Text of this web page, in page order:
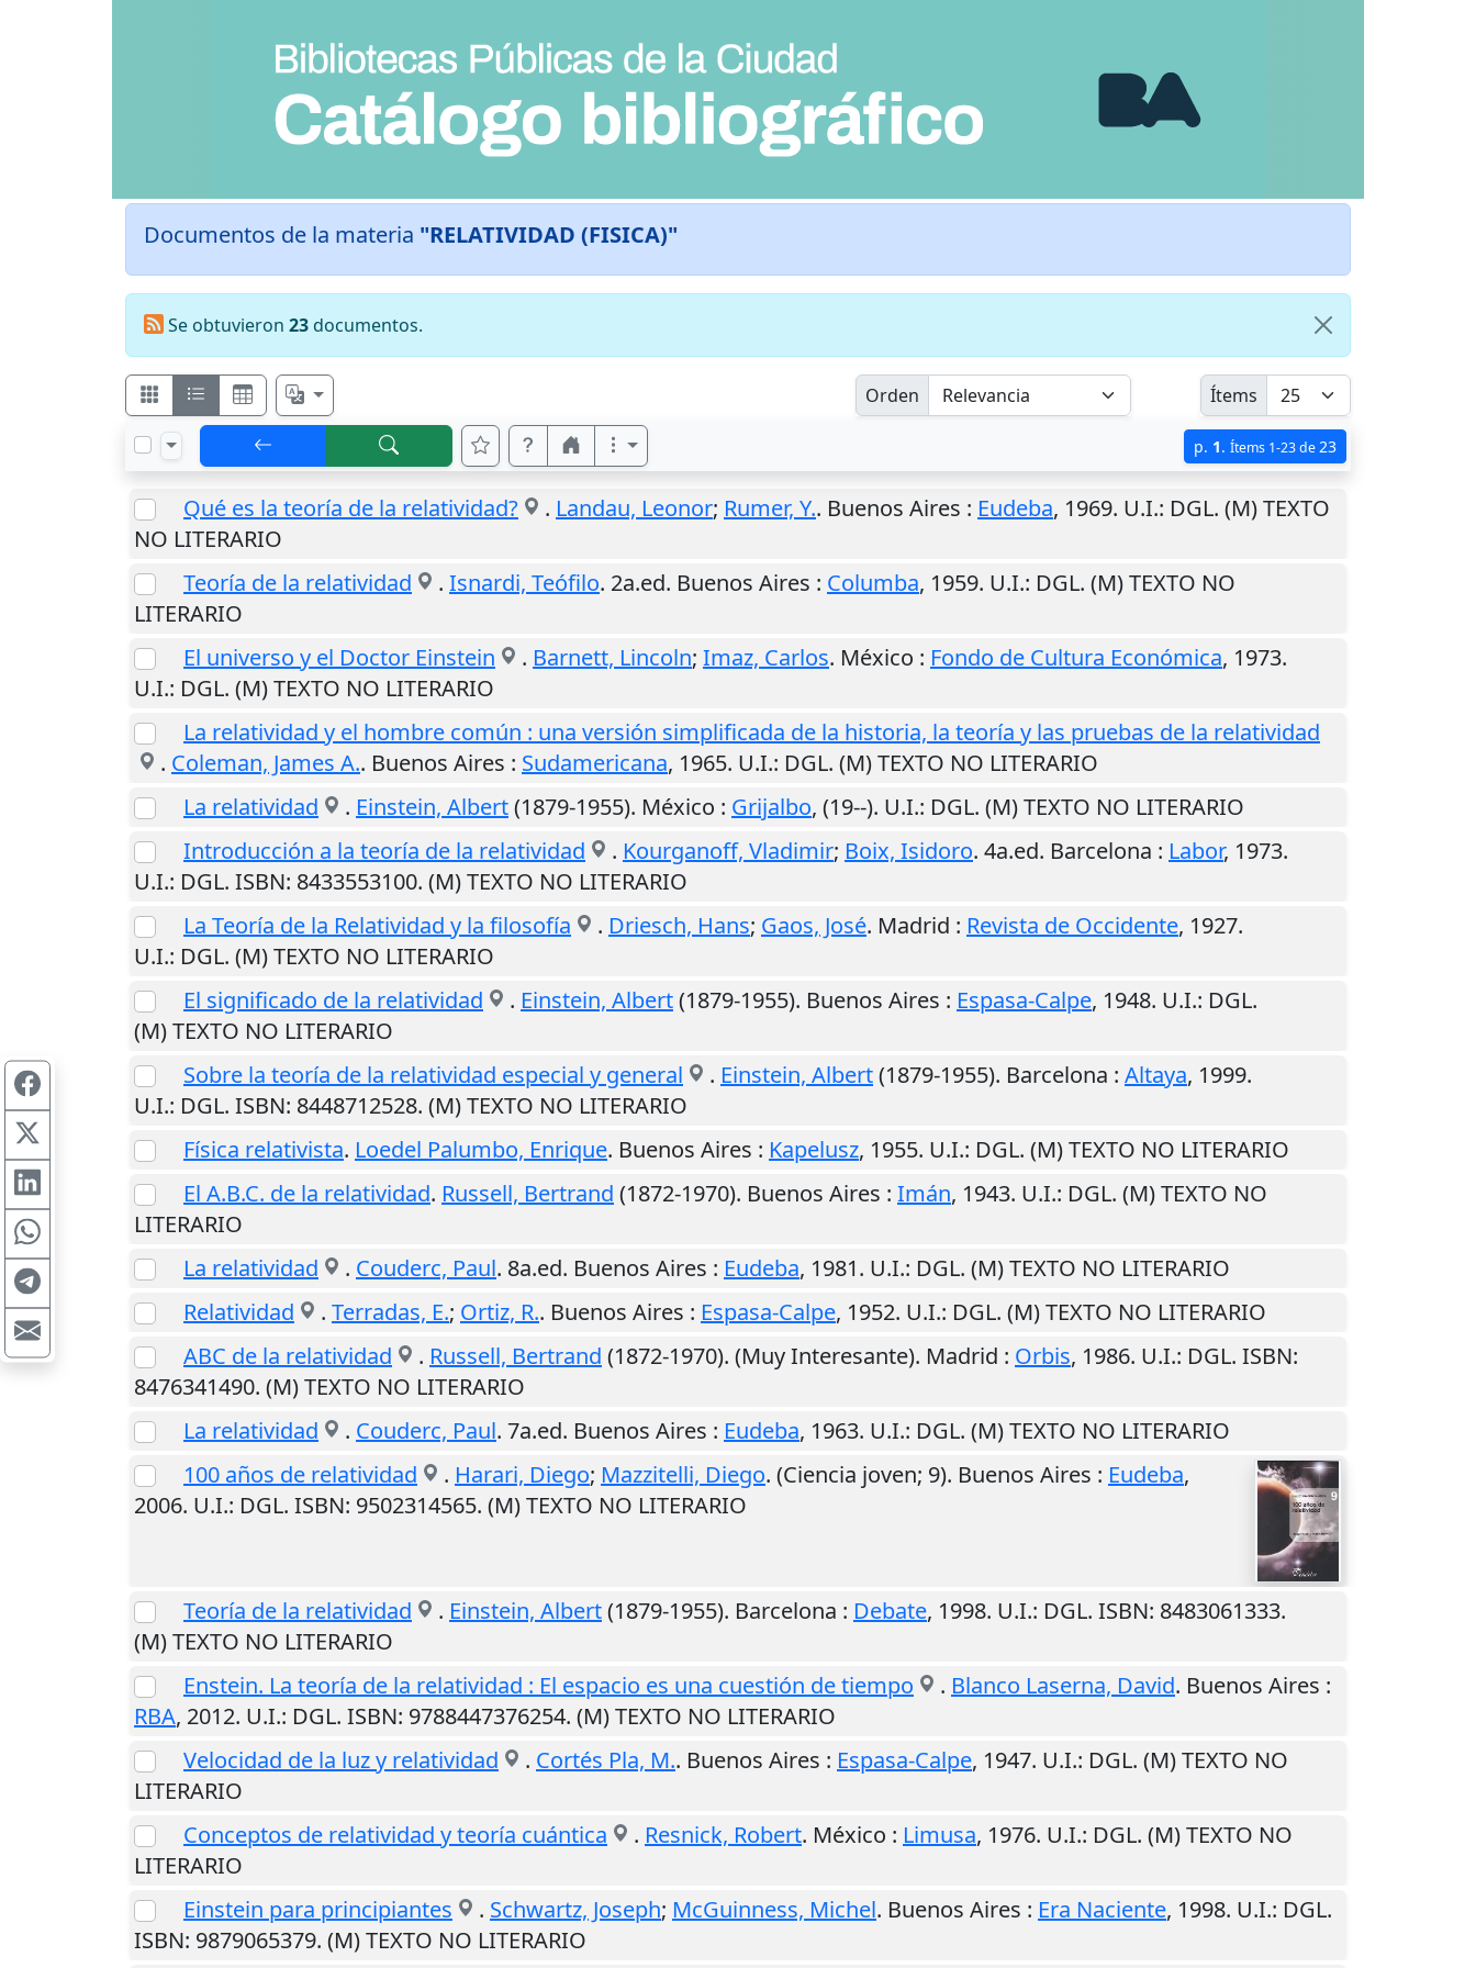
Documentos de la materia "RELATIVIDAD (FISICA)"
Se obtuvieron 23documentos.
Orden Ítems
p. 1. Ítems 1-23 de 23
Qué es la teoría de la relatividad? . Landau, Leonor; Rumer, Y.. Buenos Aires : Eudeba, 1969. U.I.: DGL. (M) TEXTO
NO LITERARIO
Teoría de la relatividad
. Isnardi, Teófilo. 2a.ed. Buenos Aires : Columba, 1959. U.I.: DGL. (M) TEXTO NO
LITERARIO
El universo y el Doctor Einstein
. Barnett, Lincoln; Imaz, Carlos. México : Fondo de Cultura Económica, 1973.
U.I.: DGL. (M) TEXTO NO LITERARIO
La relatividad y el hombre común : una versión simplificada de la historia, la teoría y las pruebas de la relatividad
. Coleman, James A.. Buenos Aires : Sudamericana, 1965. U.I.: DGL. (M) TEXTO NO LITERARIO
La relatividad
. Einstein, Albert(1879-1955). México : Grijalbo, (19--). U.I.: DGL. (M) TEXTO NO LITERARIO
Introducción a la teoría de la relatividad
. Kourganoff, Vladimir; Boix, Isidoro. 4a.ed. Barcelona : Labor, 1973.
U.I.: DGL. ISBN: 8433553100. (M) TEXTO NO LITERARIO
La Teoría de la Relatividad y la filosofía
. Driesch, Hans; Gaos, José. Madrid : Revista de Occidente, 1927.
U.I.: DGL. (M) TEXTO NO LITERARIO
El significado de la relatividad
. Einstein, Albert(1879-1955). Buenos Aires : Espasa-Calpe, 1948. U.I.: DGL.
(M) TEXTO NO LITERARIO
Sobre la teoría de la relatividad especial y general
. Einstein, Albert(1879-1955). Barcelona : Altaya, 1999.
U.I.: DGL. ISBN: 8448712528. (M) TEXTO NO LITERARIO
Física relativista. Loedel Palumbo, Enrique. Buenos Aires : Kapelusz, 1955. U.I.: DGL. (M) TEXTO NO LITERARIO
El A.B.C. de la relatividad. Russell, Bertrand (1872-1970). Buenos Aires : Imán, 1943. U.I.: DGL. (M) TEXTO NO
LITERARIO
La relatividad
. Couderc, Paul. 8a.ed. Buenos Aires : Eudeba, 1981. U.I.: DGL. (M) TEXTO NO LITERARIO
Relatividad
. Terradas, E.; Ortiz, R.. Buenos Aires : Espasa-Calpe, 1952. U.I.: DGL. (M) TEXTO NO LITERARIO
ABC de la relatividad
. Russell, Bertrand (1872-1970). (Muy Interesante). Madrid : Orbis, 1986. U.I.: DGL. ISBN:
8476341490. (M) TEXTO NO LITERARIO
La relatividad
. Couderc, Paul. 7a.ed. Buenos Aires : Eudeba, 1963. U.I.: DGL. (M) TEXTO NO LITERARIO
100 años de relatividad
. Harari, Diego; Mazzitelli, Diego. (Ciencia joven; 9). Buenos Aires : Eudeba,
2006. U.I.: DGL. ISBN: 9502314565. (M) TEXTO NO LITERARIO
Teoría de la relatividad . Einstein, Albert(1879-1955). Barcelona : Debate, 1998. U.I.: DGL. ISBN: 8483061333.
(M) TEXTO NO LITERARIO
Enstein. La teoría de la relatividad : El espacio es una cuestión de tiempo
. Blanco Laserna, David. Buenos Aires :
RBA, 2012. U.I.: DGL. ISBN: 9788447376254. (M) TEXTO NO LITERARIO
Velocidad de la luz y relatividad
. Cortés Pla, M.. Buenos Aires : Espasa-Calpe, 1947. U.I.: DGL. (M) TEXTO NO
LITERARIO
Conceptos de relatividad y teoría cuántica
. Resnick, Robert. México : Limusa, 1976. U.I.: DGL. (M) TEXTO NO
LITERARIO
Einstein para principiantes
. Schwartz, Joseph; McGuinness, Michel. Buenos Aires : Era Naciente, 1998. U.I.: DGL.
ISBN: 9879065379. (M) TEXTO NO LITERARIO